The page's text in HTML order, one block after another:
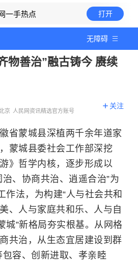
一手热点 打开
无障碍
物善治”融古铸今 赓续
京 人民网资讯精选官方账号
关注
省蒙城县深植两千余年道家
蒙城县委社会工作部深挖
》哲学内核，逐步形成以
、协商共治、逍遥合治”为
作法，为构建“人与社会共和
、人与家庭共和乐、人与自
城”新格局夯实根基。从网格
共治，从生态宜居建设到群
包容、创新进取、孝亲睦